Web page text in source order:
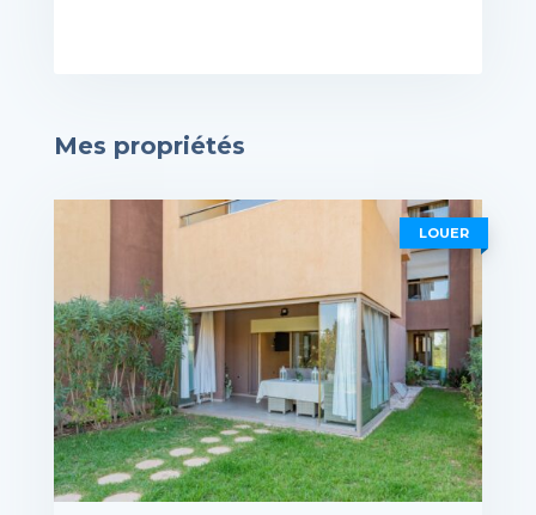
Mes propriétés
LOUER